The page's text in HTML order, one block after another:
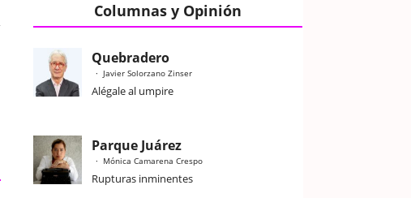
Columnas y Opinión
Quebradero
Javier Solorzano Zinser
Alégale al umpire
Parque Juárez
Mónica Camarena Crespo
Rupturas inminentes